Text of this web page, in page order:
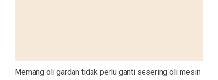
Memang oli gardan tidak perlu ganti sesering oli mesin